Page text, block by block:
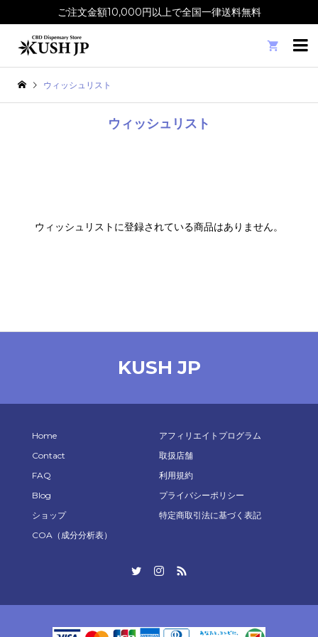
ご注文金額10,000円以上で全国一律送料無料

ウィッシュリスト
ウィッシュリスト
ウィッシュリストに登録されている商品はありません。
KUSH JP
Home
Contact
FAQ
Blog
ショップ
COA（成分分析表）
アフィリエイトプログラム
取扱店舗
利用規約
プライバシーポリシー
特定商取引法に基づく表記